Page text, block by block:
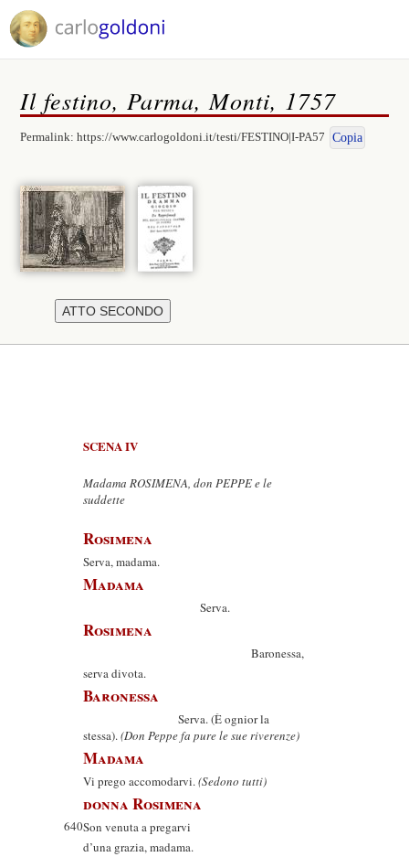
Il festino, Parma, Monti, 1757
Permalink:https://www.carlogoldoni.it/testi/FESTINO|I-PA57 Copia
SCENA IV
Madama ROSIMENA, don PEPPE e le
suddette
Rosimena
Serva, madama.
Madama
Serva.
Rosimena
Baronessa,
serva divota.
Baronessa
Serva. (È ognior la
stessa).(Don Peppe fa pure le sue riverenze)
Madama
Vi prego accomodarvi.(Sedono tutti)
donna Rosimena
640Son venuta a pregarvi
d’una grazia, madama.